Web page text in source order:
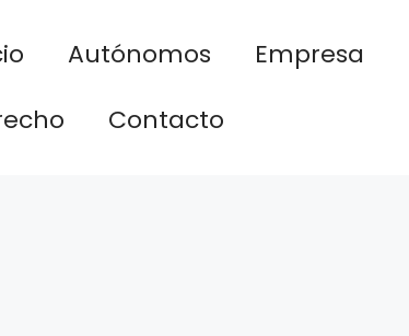
Autónomos Empresa
Contacto